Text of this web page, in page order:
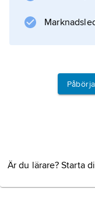
Egypten
Minoisk
Fenicien
Är du lärare? Starta